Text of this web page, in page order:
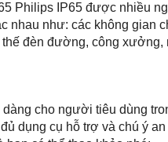
Philips IP65 được nhiều
nhau như: các không gian
đèn đường, công xưởng,
cho người tiêu dùng
dụng cụ hỗ trợ và chú ý